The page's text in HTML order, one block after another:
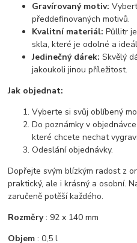
Gravírovaný motiv:
předdefinovaných motivů.
Kvalitní materiál: Půllitr
skla, které je odolné a
Jedinečný dárek: Skvělý
jakoukoli jinou příležitost.
Jak objednat:
Vyberte si svůj oblíbený
Do poznámky v
které chcete nechat
Odeslání objednávky.
Dopřejte svým blízkým radost z
praktický, ale i krásný a osobní.
zaručeně potěší každého.
Rozměry: 92 x 140 mm
Objem : 0,5 l